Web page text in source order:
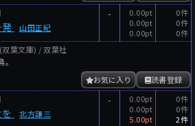
山田正紀
-
0.00pt
0.00pt
0.00pt
0件
0件
0件
葉文庫) / 双葉社
読書登録
お気に入り
北方謙三
-
0.00pt
0.00pt
5.00pt
0件
0件
2件